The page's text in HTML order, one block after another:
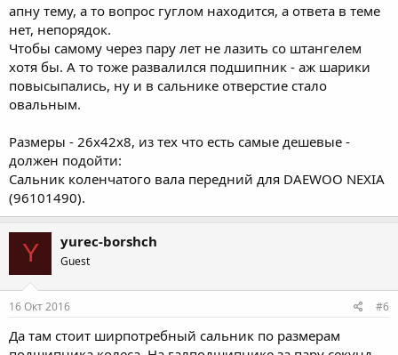
апну тему, а то вопрос гуглом находится, а ответа в теме
нет, непорядок.
Чтобы самому через пару лет не лазить со штангелем
хотя бы. А то тоже развалился подшипник - аж шарики
повысыпались, ну и в сальнике отверстие стало
овальным.
Размеры - 26x42x8, из тех что есть самые дешевые -
должен подойти:
Сальник коленчатого вала передний для DAEWOO NEXIA
(96101490).
Y yurec-borshch
Guest
16 Окт 2016 #6
Да там стоит ширпотребный сальник по размерам